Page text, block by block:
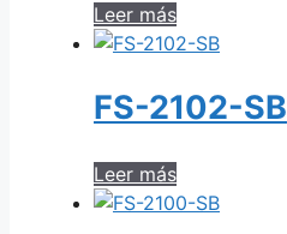
Leer más
FS-2102-SB
Leer más